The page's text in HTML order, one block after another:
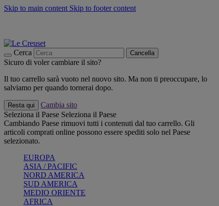
Skip to main content Skip to footer content
Cerca Cancella
Sicuro di voler cambiare il sito?
Il tuo carrello sarà vuoto nel nuovo sito. Ma non ti preoccupare, lo
salviamo per quando tornerai dopo.
Resta qui
Cambia sito
Seleziona il Paese Seleziona il Paese
Cambiando Paese rimuovi tutti i contenuti dal tuo carrello. Gli
articoli comprati online possono essere spediti solo nel Paese
selezionato.
EUROPA
ASIA / PACIFIC
NORD AMERICA
SUD AMERICA
MEDIO ORIENTE
AFRICA